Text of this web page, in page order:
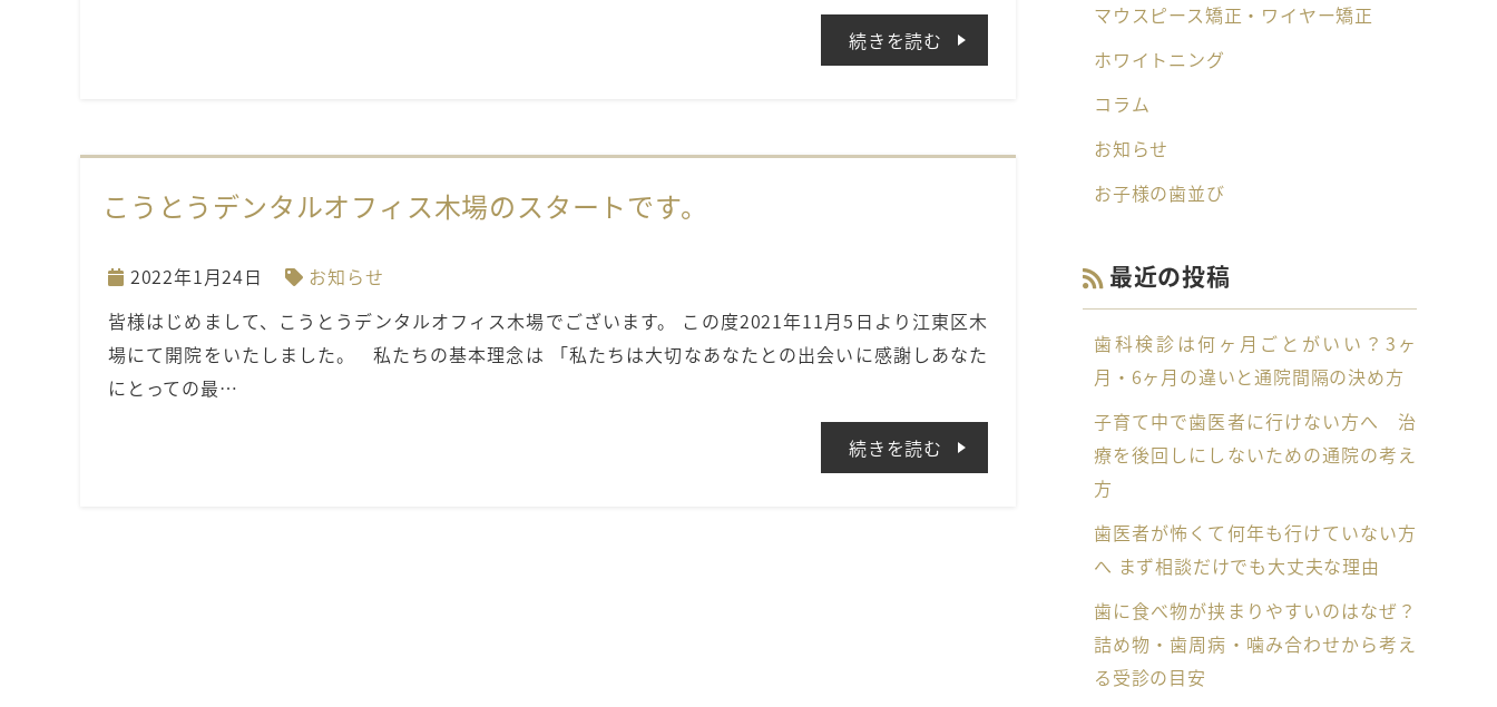
続きを読む
こうとうデンタルオフィス木場のスタートです。
2022年1月24日
お知らせ
皆様はじめまして、こうとうデンタルオフィス木場でございます。 この度2021年11月5日より江東区木
場にて開院をいたしました。 私たちの基本理念は 「私たちは大切なあなたとの出会いに感謝しあなた
にとっての最…
続きを読む
マウスピース矯正・ワイヤー矯正
ホワイトニング
コラム
お知らせ
お子様の歯並び
最近の投稿
歯科検診は何ヶ月ごとがいい？3ヶ
月・6ヶ月の違いと通院間隔の決め方
子育て中で歯医者に行けない方へ 治
療を後回しにしないための通院の考え
方
歯医者が怖くて何年も行けていない方
へ まず相談だけでも大丈夫な理由
歯に食べ物が挟まりやすいのはなぜ？
詰め物・歯周病・噛み合わせから考え
る受診の目安